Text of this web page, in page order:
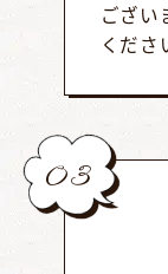
ござい
くださ
03